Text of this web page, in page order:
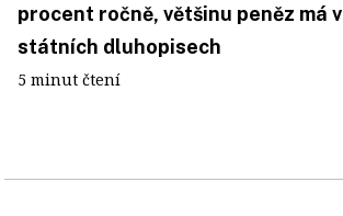
procent ročně, většinu peněz má
státních dluhopisech
5 minut čtení